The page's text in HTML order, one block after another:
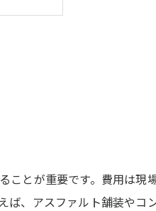
説
ツ
方
とが重要です。費用は現
、アスファルト舗装やコ